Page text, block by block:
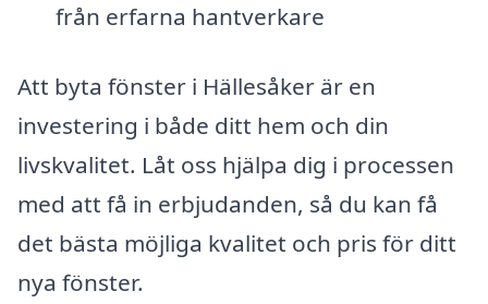
från erfarna hantverkare
Att byta fönster i Hällesåker är en
investering i både ditt hem och din
livskvalitet. Låt oss hjälpa dig i processen
med att få in erbjudanden, så du kan få
det bästa möjliga kvalitet och pris för ditt
nya fönster.